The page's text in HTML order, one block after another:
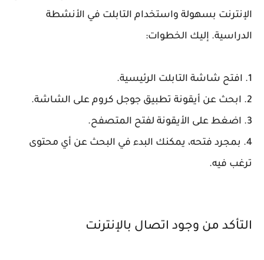
الإنترنت بسهولة واستخدام التابلت في الأنشطة
الدراسية. إليك الخطوات:
1. افتح شاشة التابلت الرئيسية.
2. ابحث عن أيقونة تطبيق جوجل كروم على الشاشة.
3. اضغط على الأيقونة لفتح المتصفح.
4. بمجرد فتحه، يمكنك البدء في البحث عن أي محتوى
ترغب فيه.
التأكد من وجود اتصال بالإنترنت